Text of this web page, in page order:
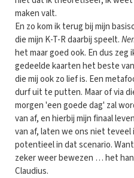
maken valt.
En zo kom ik terug bij mijn
die mijn K-T-R daarbij speelt.
het maar goed ook. En dus zeg
gedeelde kaarten het beste
die mij ook zo lief is. Een
durf uit te putten. Maar of via
morgen 'een goede dag' zal
van af, en hierbij mijn finaal
van af, laten we ons niet teveel
potentieel in dat scenario.
zeker weer bewezen … het
Claudius.